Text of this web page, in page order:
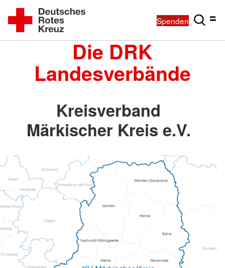
Spenden
Die DRK
Landesverbände
Kreisverband
Märkischer Kreis e.V.